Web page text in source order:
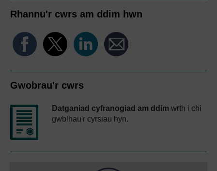
Rhannu'r cwrs am ddim hwn
Gwobrau'r cwrs
Datganiad cyfranogiad am ddim wrth i chi
gwblhau'r cyrsiau hyn.